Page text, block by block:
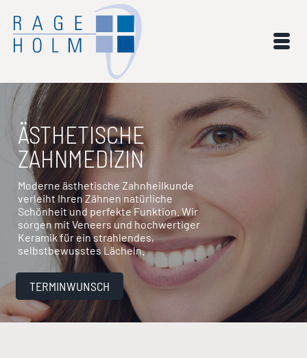
ÄSTHETISCHE
ZAHNMEDIZIN
Moderne ästhetische Zahnheilkunde
verleiht Ihren Zähnen natürliche
Schönheit und perfekte Funktion. Wir
sorgen mit Veneers und hochwertiger
Keramik für ein strahlendes,
selbstbewusstes Lächeln.
TERMINWUNSCH